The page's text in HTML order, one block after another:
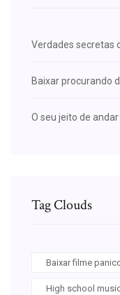
Verdades secretas
Baixar procurando
O seu jeito de
Tag Clouds
Baixar filme
High school